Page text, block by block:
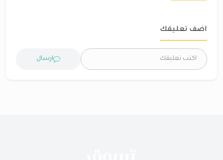
اضف تعليقك
ارسال